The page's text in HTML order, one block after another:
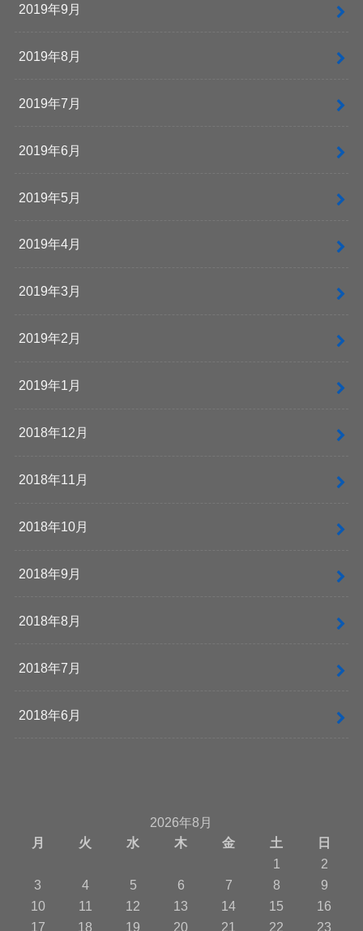
2019年9月
2019年8月
2019年7月
2019年6月
2019年5月
2019年4月
2019年3月
2019年2月
2019年1月
2018年12月
2018年11月
2018年10月
2018年9月
2018年8月
2018年7月
2018年6月
2026年8月
月
火 水 木 金 土
日
1
2
3
4 5 6 7 8
9
10
11 12 13 14 15
16
17
18 19 20 21 22 23